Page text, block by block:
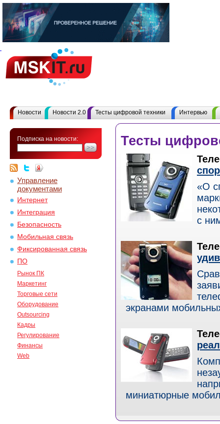
Новости Новости 2.0 Тесты цифровой техники Интервью
Подписка на новости:
Управление
документами
Интернет
Интеграция
Безопасность
Мобильная связь
Фиксированная связь
ПО
Рынок ПК
Маркетинг
Торговые сети
Оборудование
Outsourcing
Кадры
Регулирование
Финансы
Web
Тесты
«О
с
экранами
миниатюрные